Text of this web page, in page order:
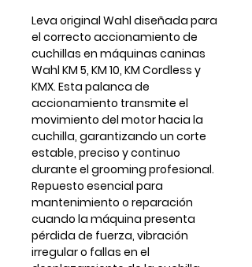
Leva original Wahl diseñada para
el correcto accionamiento de
cuchillas en máquinas caninas
Wahl KM 5, KM 10, KM Cordless y
KMX. Esta palanca de
accionamiento transmite el
movimiento del motor hacia la
cuchilla, garantizando un corte
estable, preciso y continuo
durante el grooming profesional.
Repuesto esencial para
mantenimiento o reparación
cuando la máquina presenta
pérdida de fuerza, vibración
irregular o fallas en el